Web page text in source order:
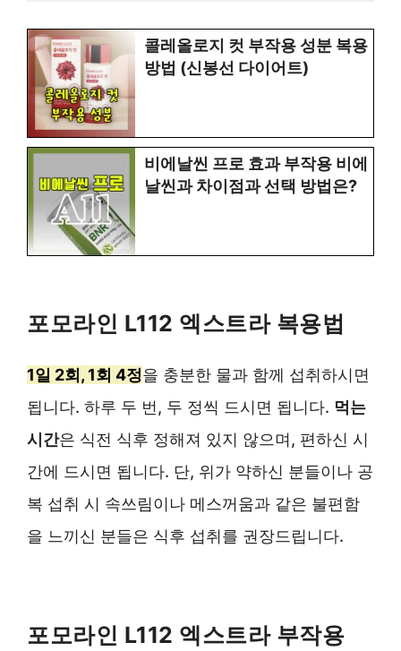
콜레올로지 컷 부작용 성분 복용
방법 (신봉선 다이어트)
비에날씬 프로 효과 부작용 비에
날씬과 차이점과 선택 방법은?
포모라인 L112 엑스트라 복용법
1일 2회, 1회 4정을 충분한 물과 함께 섭취하시면
됩니다. 하루 두 번, 두 정씩 드시면 됩니다. 먹는
시간은 식전 식후 정해져 있지 않으며, 편하신 시
간에 드시면 됩니다. 단, 위가 약하신 분들이나 공
복 섭취 시 속쓰림이나 메스꺼움과 같은 불편함
을 느끼신 분들은 식후 섭취를 권장드립니다.
포모라인 L112 엑스트라 부작용